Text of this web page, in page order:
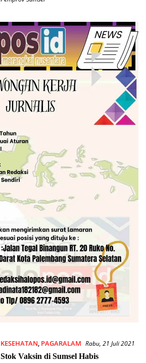
KESEHATAN, PAGARALAM Rabu, 21 Juli 2021
Stok Vaksin di Sumsel Habis